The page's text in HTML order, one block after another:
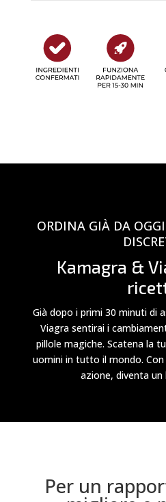
ORDINA GIÀ DA
Kamagra &
Già dopo i primi 30 minuti di
Viagra sentirai i
pillole magiche. Scatena la
uomini in tutto il mondo.
azione, diventa
Per un